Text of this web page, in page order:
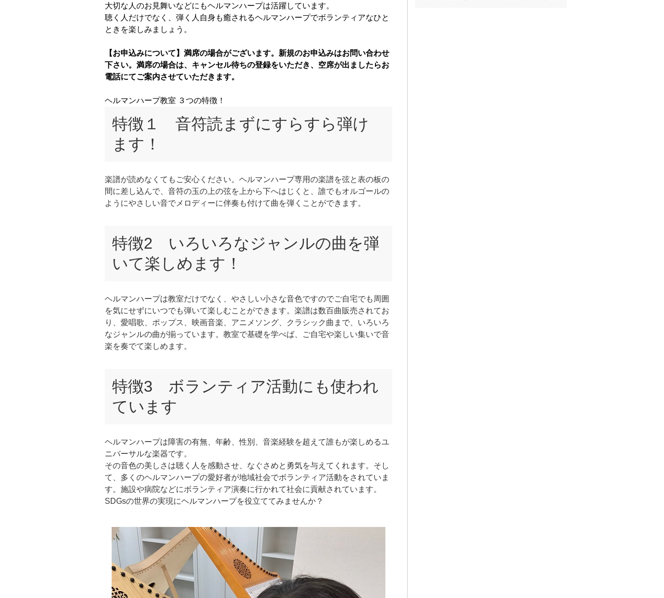
大切な人のお見舞いなどにもヘルマンハープは活躍しています。
聴く人だけでなく、弾く人自身も癒されるヘルマンハープでボランティアなひと
ときを楽しみましょう。
【お申込みについて】満席の場合がございます。新規のお申込みはお問い合わせ
下さい。満席の場合は、キャンセル待ちの登録をいただき、空席が出ましたらお
電話にてご案内させていただきます。
ヘルマンハープ教室 ３つの特徴！
特徴１ 音符読まずにすらすら弾け
ます！
楽譜が読めなくてもご安心ください。ヘルマンハープ専用の楽譜を弦と表の板の
間に差し込んで、音符の玉の上の弦を上から下へはじくと、誰でもオルゴールの
ようにやさしい音でメロディーに伴奏も付けて曲を弾くことができます。
特徴2 いろいろなジャンルの曲を弾
いて楽しめます！
ヘルマンハープは教室だけでなく、やさしい小さな音色ですのでご自宅でも周囲
を気にせずにいつでも弾いて楽しむことができます。楽譜は数百曲販売されてお
り、愛唱歌、ポップス、映画音楽、アニメソング、クラシック曲まで、いろいろ
なジャンルの曲が揃っています。教室で基礎を学べば、ご自宅や楽しい集いで音
楽を奏でて楽しめます。
特徴3 ボランティア活動にも使われ
ています
ヘルマンハープは障害の有無、年齢、性別、音楽経験を超えて誰もが楽しめるユ
ニバーサルな楽器です。
その音色の美しさは聴く人を感動させ、なぐさめと勇気を与えてくれます。そし
て、多くのヘルマンハープの愛好者が地域社会でボランティア活動をされていま
す。施設や病院などにボランティア演奏に行かれて社会に貢献されています。
SDGsの世界の実現にヘルマンハープを役立ててみませんか？